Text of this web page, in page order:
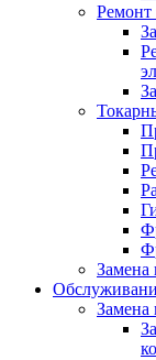
Ремонт
Замена
Замена